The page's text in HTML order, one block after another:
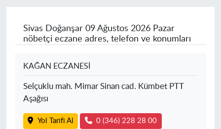
Sivas Doğanşar09 Ağustos 2026 Pazar
nöbetçi eczane adres, telefon ve konumları
KAĞAN ECZANESİ
Selçuklu mah. Mimar Sinan cad. Kümbet PTT
Aşağısı
Yol Tarifi Al 0 (346) 228 28 00